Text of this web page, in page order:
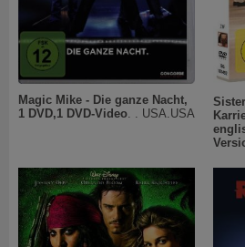
Magic Mike - Die ganze Nacht,
1 DVD,1 DVD-Video . . USA.USA